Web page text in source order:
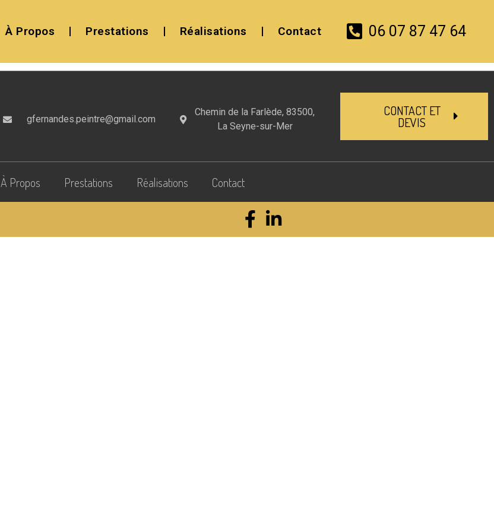
À Propos Prestations Réalisations Contact 06 07 87 47 64
gfernandes.peintre@gmail.com​
Chemin de la Farlède, 83500,
La Seyne-sur-Mer
CONTACT ET
DEVIS
À Propos Prestations Réalisations Contact